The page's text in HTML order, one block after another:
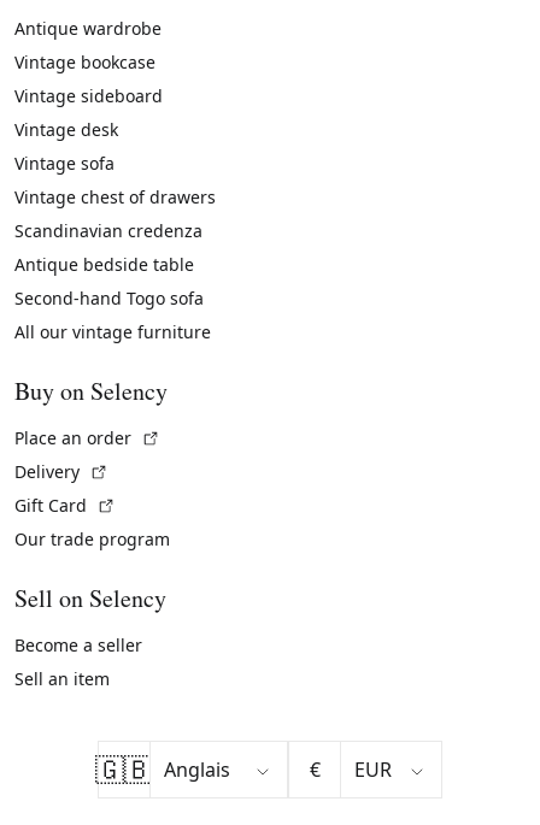
Antique wardrobe
Vintage bookcase
Vintage sideboard
Vintage desk
Vintage sofa
Vintage chest of drawers
Scandinavian credenza
Antique bedside table
Second-hand Togo sofa
All our vintage furniture
Buy on Selency
Place an order
Delivery
Gift Card
Our trade program
Sell on Selency
Become a seller
Sell an item
🇬🇧 €